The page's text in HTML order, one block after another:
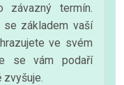
termín.
základem vaší
ve svém
se vám podaří
zvyšuje.